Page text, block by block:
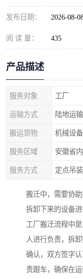
发布日期： 2026-08-
阅 读 量： 435
产品描述
服务对象 工厂
运输方式 陆地运输
搬运货物 机械设备
服务区域 安徽省内
服务方式 定点吊装
搬迁中，需要协
拆卸下来的设备
工厂搬迁流程中
人进行负责，拆
确认，双方签字
责跟车，确保在运